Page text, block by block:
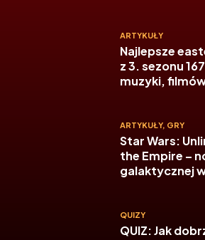
ARTYKUŁY
Najlepsze
z 3. sezonu
muzyki,
ARTYKUŁY, GRY
Star Wars:
the Empire –
galaktycznej
QUIZY
QUIZ: Jak